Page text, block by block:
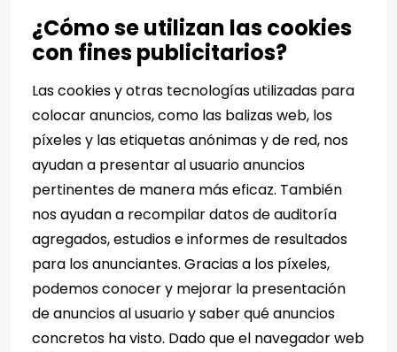
¿Cómo se utilizan las cookies
con fines publicitarios?
Las cookies y otras tecnologías utilizadas para
colocar anuncios, como las balizas web, los
píxeles y las etiquetas anónimas y de red, nos
ayudan a presentar al usuario anuncios
pertinentes de manera más eficaz. También
nos ayudan a recompilar datos de auditoría
agregados, estudios e informes de resultados
para los anunciantes. Gracias a los píxeles,
podemos conocer y mejorar la presentación
de anuncios al usuario y saber qué anuncios
concretos ha visto. Dado que el navegador web